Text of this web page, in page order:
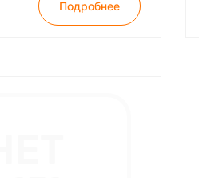
Подробнее